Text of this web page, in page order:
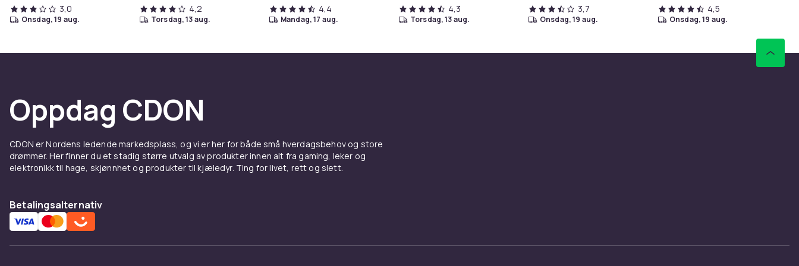
3,0
onsdag, 19 aug.
4,2
torsdag, 13 aug.
4,4
mandag, 17 aug.
4,3
torsdag, 13 aug.
3,7
onsdag, 19 aug.
4,5
onsdag, 19 aug.
Oppdag CDON
CDON er Nordens ledende markedsplass, og vi er her for både små hverdagsbehov og store
drømmer. Her finner du et stadig større utvalg av produkter innen alt fra gaming, leker og
elektronikk til hage, skjønnhet og produkter til kjæledyr. Ting for livet, rett og slett.
Betalingsalternativ